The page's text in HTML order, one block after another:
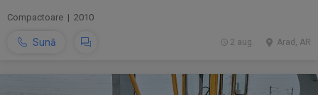
Compactoare | 2010
Sună Arad, AR
2 aug.